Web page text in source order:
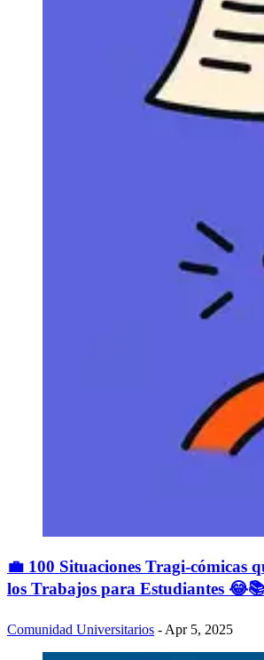
💼 100 Situaciones Tragi-cómicas
los Trabajos para Estudiantes
Comunidad Universitarios - Apr 5, 2025